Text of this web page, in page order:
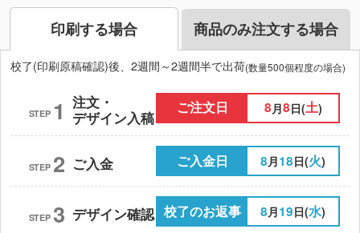
印刷する場合 商品のみ注文する場合
校了(印刷原稿確認)後、2週間～2週間半で出荷(数量500個程度の場合)
STEP 1 注文・
デザイン入稿
ご注文日 8 月8日(土)
STEP 2 ご入金 ご入金日 8月18日(火)
STEP 3 デザイン確認 校了のお返事 8月19日(水)